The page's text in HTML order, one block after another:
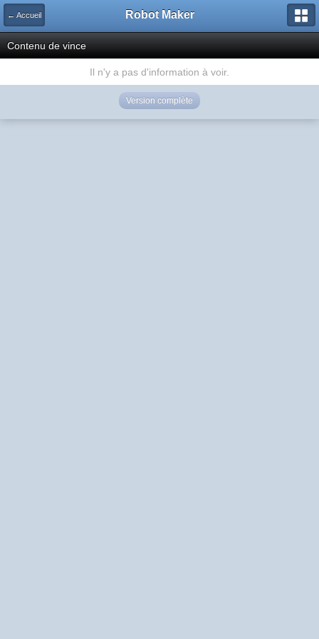
← Accueil Robot Maker
Contenu de vince
Il n'y a pas d'information à voir.
Version complète